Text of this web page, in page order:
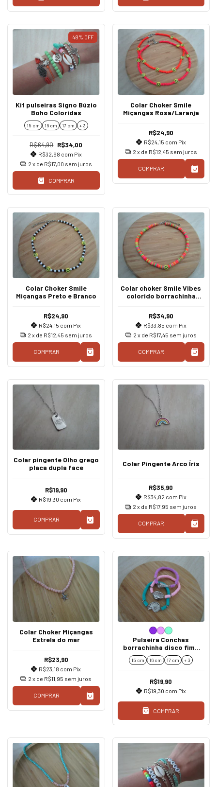
48% OFF
Kit pulseiras Signo Búzio
Boho Coloridas
15 cm 16 cm 17 cm + 3
R$64,90 R$34,00
R$32,98 com Pix
2 x de R$17,00 sem juros
COMPRAR
Colar Choker Smile
Miçangas Rosa/Laranja
R$24,90
R$24,15 com Pix
2 x de R$12,45 sem juros
COMPRAR
Colar Choker Smile
Miçangas Preto e Branco
R$24,90
R$24,15 com Pix
2 x de R$12,45 sem juros
COMPRAR
Colar choker Smile Vibes
colorido borrachinha
R$34,90
R$33,85 com Pix
2 x de R$17,45 sem juros
COMPRAR
Colar pingente Olho grego
placa dupla face
R$19,90
R$19,30 com Pix
COMPRAR
Colar Pingente Arco Íris
R$35,90
R$34,82 com Pix
2 x de R$17,95 sem juros
COMPRAR
Colar Choker Miçangas
Estrela do mar
R$23,90
R$23,18 com Pix
2 x de R$11,95 sem juros
COMPRAR
Pulseira Conchas
borrachinha disco fimo
colorida
15 cm 16 cm 17 cm + 3
R$19,90
R$19,30 com Pix
COMPRAR